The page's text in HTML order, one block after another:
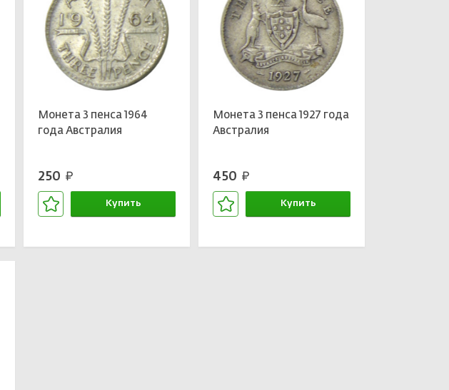
Монета 3 пенса 1964
года Австралия
250 руб.
Купить
Монета 3 пенса 1927 года
Австралия
450 руб.
Купить